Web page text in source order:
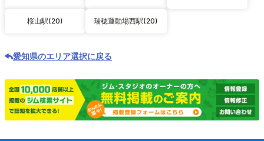
桜山駅(20) 瑞穂運動場西駅(20)
愛知県のエリア選択に戻る